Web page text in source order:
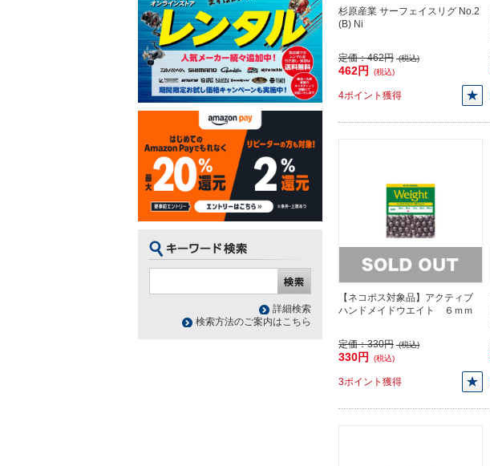
杉原産業 サーフェイスリグ No.2
(B) Ni
定価：462円 (税込)
462円 (税込)
4ポイント獲得
【ネコポス対象品】アクティブ
ハンドメイドウエイト ６ｍｍ
定価：330円 (税込)
330円 (税込)
3ポイント獲得
詳細検索
検索方法のご案内はこちら